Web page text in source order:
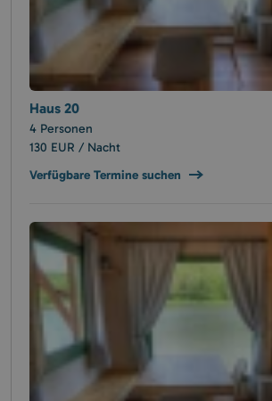
Haus 20
4 Personen
130 EUR / Nacht
Verfügbare Termine suchen